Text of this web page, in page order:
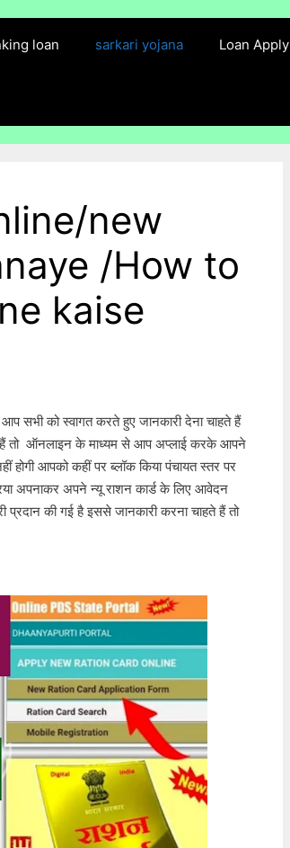
loan sarkari yojana Loan Apply
new
/How to
kaise
आप सभी को स्वागत करते हुए जानकारी देना चाहते हैं
हैं तो  ऑनलाइन के माध्यम से आप अप्लाई करके आपने
होगी आपको कहीं पर ब्लॉक किया पंचायत स्तर पर
अपनाकर अपने न्यू राशन कार्ड के लिए आवेदन
की गई है इससे जानकारी करना चाहते हैं तो